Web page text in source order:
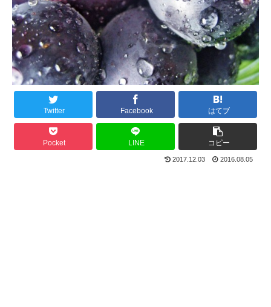
Twitter Facebook はてブ
Pocket LINE コピー
2017.12.03 2016.08.05